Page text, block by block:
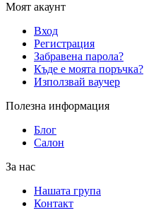
Моят акаунт
Вход
Регистрация
Забравена парола?
Къде е моята поръчка?
Използвай ваучер
Полезна информация
Блог
Салон
За нас
Нашата група
Контакт